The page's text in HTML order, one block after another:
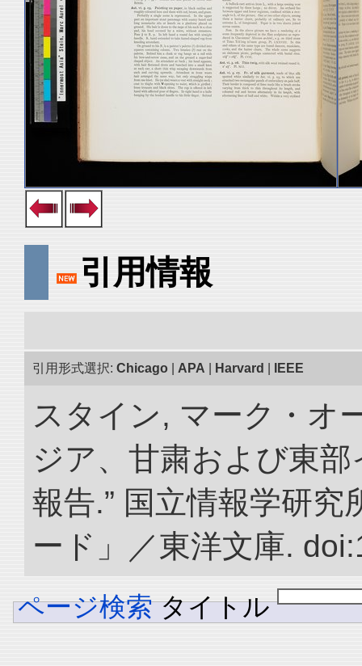
引用情報
引用形式選択: Chicago APA Harvard IEEE
スタイン, マーク・オ
ジア、甘粛および東
報告.” 国立情報学研
ード」／東洋文庫.
ページ検索 タイトル